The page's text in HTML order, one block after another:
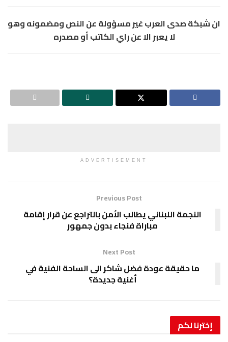
ان شبكة صدى العرب غير مسؤولة عن النص ومضمونه وهو
لا يعبر الا عن راي الكاتب أو مصدره
ADVERTISEMENT
Previous Post
النجمة اللبناني يطالب الأمن بالتراجع عن قرار إقامة
مباراة فنجاء بدون جمهور
Next Post
ما حقيقة عودة فضل شاكر الى الساحة الفنية في
أغنية جديدة؟
إخترنالكم